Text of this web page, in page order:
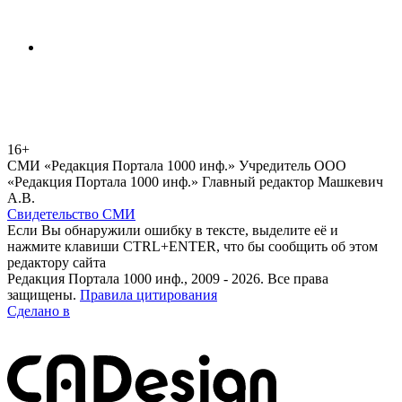
16+
СМИ «Редакция Портала 1000 инф.» Учредитель ООО
«Редакция Портала 1000 инф.» Главный редактор Машкевич
А.В.
Свидетельство СМИ
Если Вы обнаружили ошибку в тексте, выделите её и
нажмите клавиши CTRL+ENTER, что бы сообщить об этом
редактору сайта
Редакция Портала 1000 инф., 2009 - 2026. Все права
защищены. Правила цитирования
Сделано в